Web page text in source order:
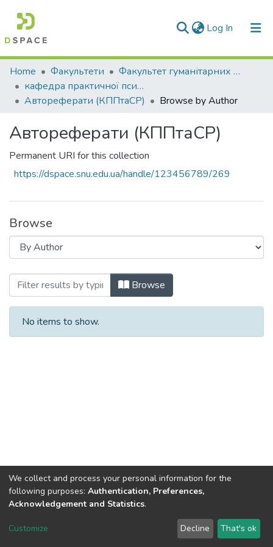
Log In (current)
Communities & Collections
All of DSpace
Home Факультети
Факультет гуманітарних та соціальних наук
кафедра практичної психології та соціальної роботи
Автореферати (КППтаСР)
Browse by Author
Автореферати (КППтаСР)
Permanent URI for this collection
https://dspace.snu.edu.ua/handle/123456789/269
Browse
Browsing Автореферати (КППтаСР)
Browse
No items to show.
Dspace & Volodymyr Dahl East Ukrainian National University
LYRASIS
Send Feedback
We collect and process your personal information for the
following purposes: Authentication, Preferences,
Acknowledgement and Statistics.
Customize Decline That's ok